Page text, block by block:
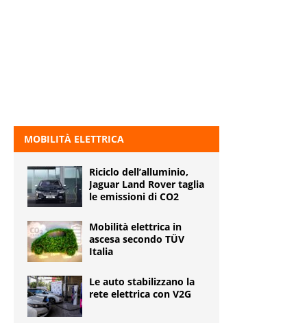
MOBILITÀ ELETTRICA
Riciclo dell’alluminio,
Jaguar Land Rover taglia
le emissioni di CO2
Mobilità elettrica in
ascesa secondo TÜV
Italia
Le auto stabilizzano la
rete elettrica con V2G